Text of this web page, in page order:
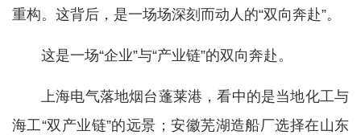
重构。这背后，是一场场深刻而动人的“双向奔赴”。
这是一场“企业”与“产业链”的双向奔赴。
上海电气落地烟台蓬莱港，看中的是当地化工与
海工“双产业链”的远景；安徽芜湖造船厂选择在山东